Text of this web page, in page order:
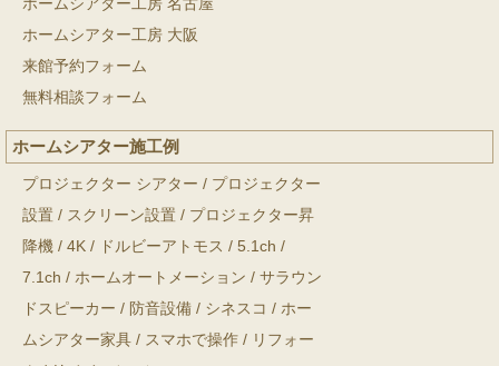
ホームシアター工房 名古屋
ホームシアター工房 大阪
来館予約フォーム
無料相談フォーム
ホームシアター施工例
プロジェクター シアター / プロジェクター
設置 / スクリーン設置 / プロジェクター昇
降機 / 4K / ドルビーアトモス / 5.1ch /
7.1ch / ホームオートメーション / サラウン
ドスピーカー / 防音設備 / シネスコ / ホー
ムシアター家具 / スマホで操作 / リフォー